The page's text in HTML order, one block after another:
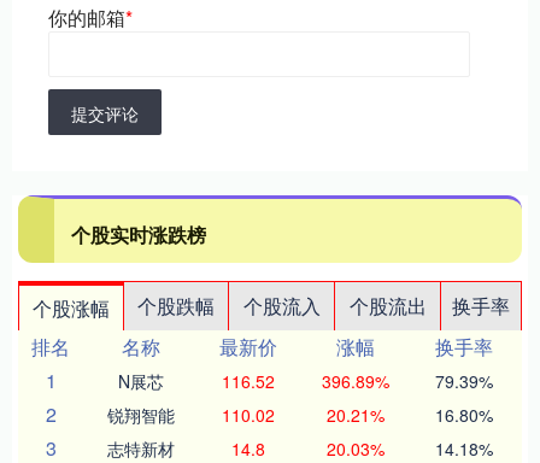
你的邮箱*
提交评论
个股实时涨跌榜
个股涨幅 个股跌幅 个股流入 个股流出
换手率
排名
名称 最新价 涨幅
换手率
1
N展芯 116.52 396.89% 79.39%
2 锐翔智能 110.02 20.21% 16.80%
3 志特新材 14.8 20.03% 14.18%